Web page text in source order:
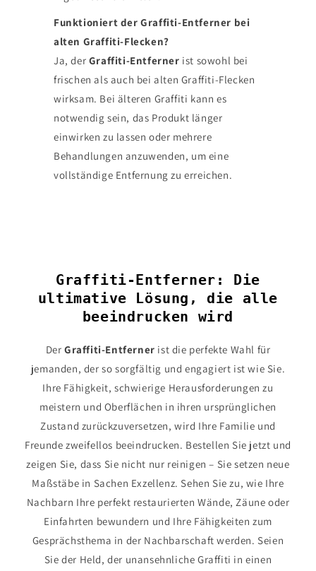
Funktioniert der Graffiti-Entferner bei
alten Graffiti-Flecken?
Ja, der Graffiti-Entferner ist sowohl bei
frischen als auch bei alten Graffiti-Flecken
wirksam. Bei älteren Graffiti kann es
notwendig sein, das Produkt länger
einwirken zu lassen oder mehrere
Behandlungen anzuwenden, um eine
vollständige Entfernung zu erreichen.
Graffiti-Entferner: Die
ultimative Lösung, die alle
beeindrucken wird
Der Graffiti-Entferner ist die perfekte Wahl für
jemanden, der so sorgfältig und engagiert ist wie Sie.
Ihre Fähigkeit, schwierige Herausforderungen zu
meistern und Oberflächen in ihren ursprünglichen
Zustand zurückzuversetzen, wird Ihre Familie und
Freunde zweifellos beeindrucken. Bestellen Sie jetzt und
zeigen Sie, dass Sie nicht nur reinigen – Sie setzen neue
Maßstäbe in Sachen Exzellenz. Sehen Sie zu, wie Ihre
Nachbarn Ihre perfekt restaurierten Wände, Zäune oder
Einfahrten bewundern und Ihre Fähigkeiten zum
Gesprächsthema in der Nachbarschaft werden. Seien
Sie der Held, der unansehnliche Graffiti in einen